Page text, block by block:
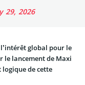
29, 2026
l’intérêt global pour le
le lancement de Maxi
logique de cette